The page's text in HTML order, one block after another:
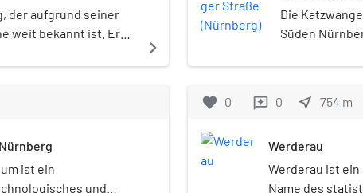
der aufgrund seiner
weit bekannt ist. Er
navigate_next
ist ein
und
Die
Süden
aus nur
favorite 0 reviews 0 near_me 754 m
Werderau
Werderau ist
Name des